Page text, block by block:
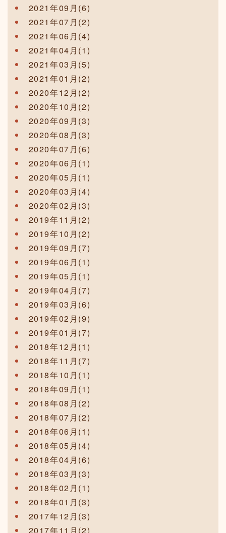
2021年09月(6)
2021年07月(2)
2021年06月(4)
2021年04月(1)
2021年03月(5)
2021年01月(2)
2020年12月(2)
2020年10月(2)
2020年09月(3)
2020年08月(3)
2020年07月(6)
2020年06月(1)
2020年05月(1)
2020年03月(4)
2020年02月(3)
2019年11月(2)
2019年10月(2)
2019年09月(7)
2019年06月(1)
2019年05月(1)
2019年04月(7)
2019年03月(6)
2019年02月(9)
2019年01月(7)
2018年12月(1)
2018年11月(7)
2018年10月(1)
2018年09月(1)
2018年08月(2)
2018年07月(2)
2018年06月(1)
2018年05月(4)
2018年04月(6)
2018年03月(3)
2018年02月(1)
2018年01月(3)
2017年12月(3)
2017年11月(2)